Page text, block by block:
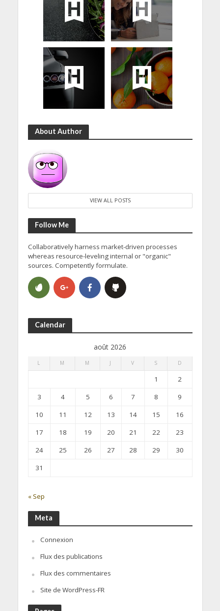
About Author
VIEW ALL POSTS
Follow Me
Collaboratively harness market-driven processes
whereas resource-leveling internal or "organic"
sources. Competently formulate.
Calendar
août 2026
L M M J V S D
1
2
3
4 5 6 7 8
9
10
11 12 13 14 15
16
17
18 19 20 21 22
23
24
25 26 27 28 29
30
31
« Sep
Meta
Connexion
Flux des publications
Flux des commentaires
Site de WordPress-FR